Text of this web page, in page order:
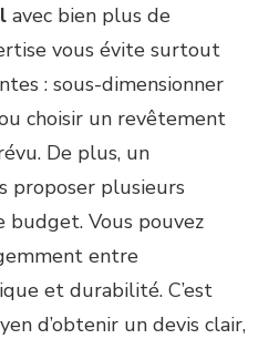
avec bien plus de
vous évite surtout
: sous-dimensionner
choisir un revêtement
De plus, un
proposer plusieurs
budget. Vous pouvez
entre
et durabilité. C’est
d’obtenir un devis clair,